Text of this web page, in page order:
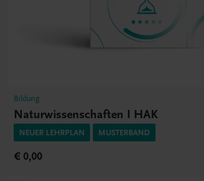
Bildung
Naturwissenschaften I HAK
NEUER LEHRPLAN MUSTERBAND
€ 0,00